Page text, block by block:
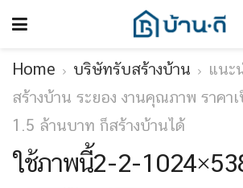
Home บริษัทรับสร้างบ้าน
แนะ
สร้างบ้าน ระยอง งานคุณภาพ ราคา
1.5 ล้านบาท ก็สร้างบ้านได้
ใช้ภาพนี้2-2-